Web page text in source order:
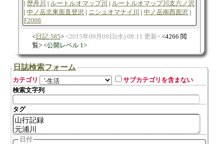
歴舟川
ルートルオマップ川
ルートルオマップ川支六ノ沢
中ノ岳北東面直登沢
ニシュオマナイ川
中ノ岳南西面沢
F2008
日記:585 2015年09月09日(水) 08:11 更新
4266 閲
覧
公開レベル 1
日誌検索フォーム
カテゴリ
サブカテゴリを含まない
検索文字列
タグ
日付